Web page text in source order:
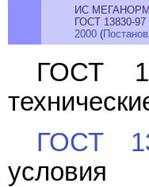
ИС МЕГАНОРМ:
ГОСТ 13830-
2000 (
ГОСТ
ГОСТ
условия